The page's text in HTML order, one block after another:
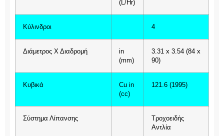
(L/Hr)
Κύλινδροι 4
Διάμετρος Χ Διαδρομή
in
(mm)
3.31 x 3.54 (84 x
90)
Κυβικά
Cu in
(cc)
121.6 (1995)
Σύστημα Λίπανσης
Τροχοειδής
Αντλία